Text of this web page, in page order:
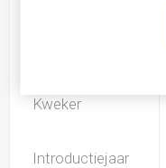
Kweker
Introductiejaar